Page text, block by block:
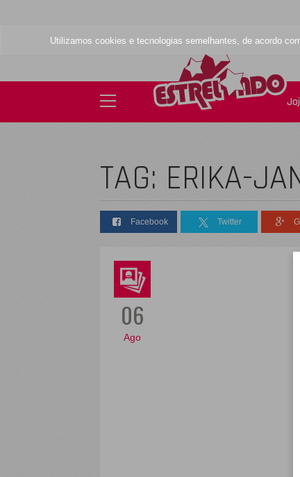
Utilizamos cookies e tecnologias semelhantes, de acordo
TAG: ERIKA-
Facebook Twitter
06
Ago